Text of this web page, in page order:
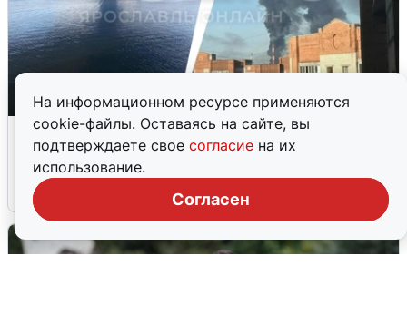
На информационном ресурсе применяются
cookie-файлы. Оставаясь на сайте, вы
подтверждаете свое согласие на их
использование.
Согласен
Ночная атака БПЛА на Ярославль:
попадания и последствия
6 августа